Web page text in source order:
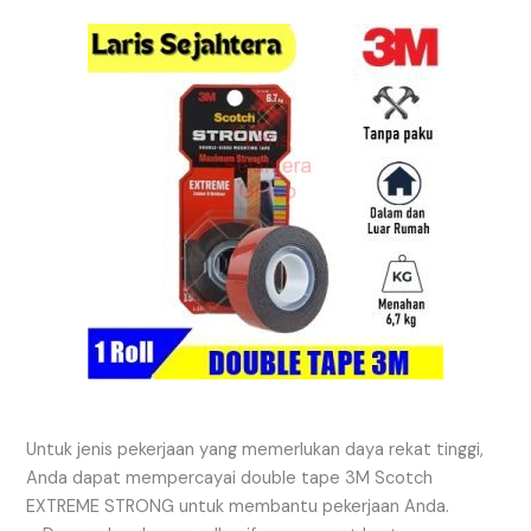
Untuk jenis pekerjaan yang memerlukan daya rekat tinggi,
Anda dapat mempercayai double tape 3M Scotch
EXTREME STRONG untuk membantu pekerjaan Anda.